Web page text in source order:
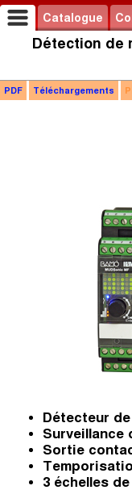
Catalogue
Détection de
PDF Téléchargements
Détecteur
Surveillance
Sortie
3 échelles